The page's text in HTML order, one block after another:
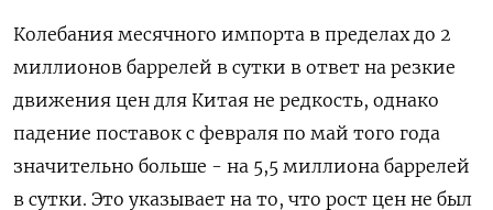
Колебания месячного импорта в пределах до 2
миллионов баррелей в сутки в ответ на резкие
движения цен для Китая не редкость, однако
‌падение поставок с февраля по май того года
значительно больше - на 5,5 миллиона баррелей
в сутки. Это указывает на то, что рост цен не был